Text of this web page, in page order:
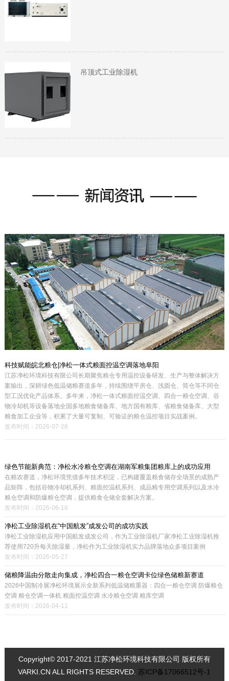
吊顶式工业除湿机
科技赋能皖北粮仓|净松一体式粮面控温空调落地阜阳
江苏净松环境科技有限公司长期聚焦粮仓专用温控设备研发、生产与整体解决方
案输出，深耕绿色低温储粮赛道多年，持续围绕平房仓、浅圆仓、筒仓等不同仓
型工况优化产品体系。多年来，净松一体式粮面控温空调、四合一粮仓空调、谷
物冷却机等设备落地全国多地粮食储备库、地方国有粮库、省粮食储备库、大型
粮食加工企业等，积累了大量可复制、可验证的粮仓温控项目实战案例。
发布时间：2026-07-28
绿色节能新典范：净松水冷粮仓空调在湖南军粮集团粮库上的成功应用
在粮农赛道，净松环境凭借多年技术积淀，已构建覆盖粮食储存全场景的成熟产
品矩阵，包括谷物冷却机系列、粮面控温机系列、成品粮专用空调系列以及水冷
粮仓空调和防爆粮仓空调，提供粮食仓储全套解决方案。
发布时间：2026-06-16
净松工业除湿机在“中国航发”成发公司的成功实践
净松工业除湿机应用中国航发成发公司，作为工业除湿机厂家净松工业除湿机推
荐使用720升每天除湿量，净松作为工业除湿机实力品牌落地众多项目案例
发布时间：2026-05-27
储粮降温由分散走向集成，净松四合一粮仓空调卡位绿色储粮新赛道
2026中国制冷展净松环境展示全新系列低温储粮重器：四合一粮仓空调 防爆粮仓
空调 粮仓空调一体机 粮面控温空调 水冷粮仓空调 粮库空调
发布时间：2026-04-11
Copyright© 2017-2021 江苏净松环境科技有限公司 版权所有
VARKI.CN ALL RIGHTS RESERVED.苏ICP备17066512号-1